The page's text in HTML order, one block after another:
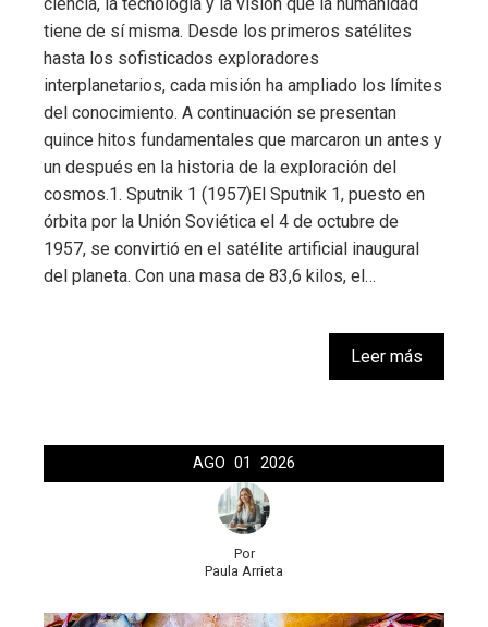
tiene de sí misma. Desde los primeros satélites
hasta los sofisticados exploradores
interplanetarios, cada misión ha ampliado los límites
del conocimiento. A continuación se presentan
quince hitos fundamentales que marcaron un antes y
un después en la historia de la exploración del
cosmos.1. Sputnik 1 (1957)El Sputnik 1, puesto en
órbita por la Unión Soviética el 4 de octubre de
1957, se convirtió en el satélite artificial inaugural
del planeta. Con una masa de 83,6 kilos, el…
Leer más
AGO 01 2026
Por
Paula Arrieta